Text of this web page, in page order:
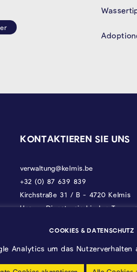
KONTAKTIEREN SIE UNS
verwaltung@kelmis.be
+32 (0) 87 639 839
Kirchstraße 31 / B - 4720 Kelmis
Unsere Dienste sind jeden Tag
COOKIES & DATENSCHUTZ
Analytics um das Nutzerverhalten